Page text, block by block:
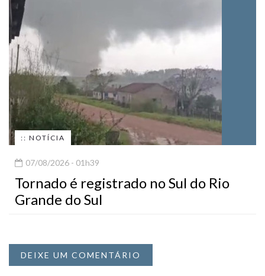
:: NOTÍCIA
07/08/2026 - 01h39
Tornado é registrado no Sul do Rio
Grande do Sul
DEIXE UM COMENTÁRIO